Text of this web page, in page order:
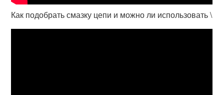
Как подобрать смазку цепи и можно ли использовать \